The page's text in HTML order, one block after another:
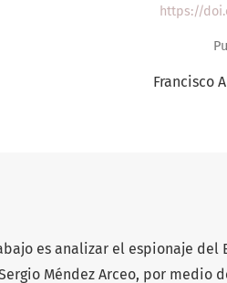
https://
Francisco
es analizar el espionaje del
Méndez Arceo, por medio